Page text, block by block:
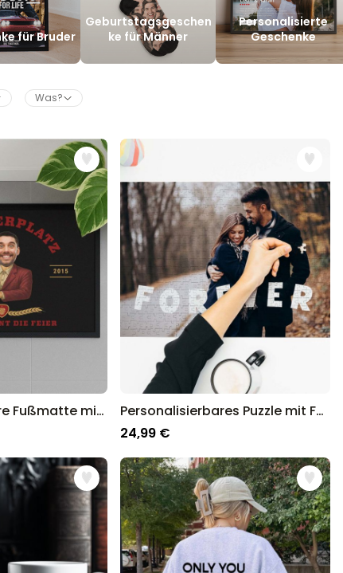
Personalisierbares Aperol
Spritz Glas mit Name
über 19.400
mal gekauft
16,99 €
Personalisierbar
Personalisierbares Handtuch
34,99 €
Personalisierbar
Personalisierbare Schürze
Pizzeria mit Gesicht
über 1.900
mal gekauft
für Bruder
Geburtstagsgeschen
ke für Männer
Personalisierte
Geschenke
Was?
Personalisierbare Fußmatte mit Logo und Gesicht
Personalisierbares Puzzle mit Foto und geschwungenem Text
24,99 €